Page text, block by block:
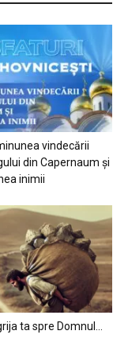
vindecării
din Capernaum și
inimii
ta spre Domnul…